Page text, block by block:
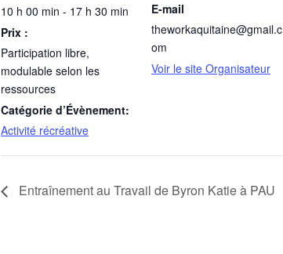
10 h 00 min - 17 h 30 min
Prix :
Participation libre,
modulable selon les
ressources
Catégorie d’Évènement:
Activité récréative
E-mail
theworkaquitaine@gmail.c
om
Voir le site Organisateur
Entraînement au Travail de Byron Katie à PAU